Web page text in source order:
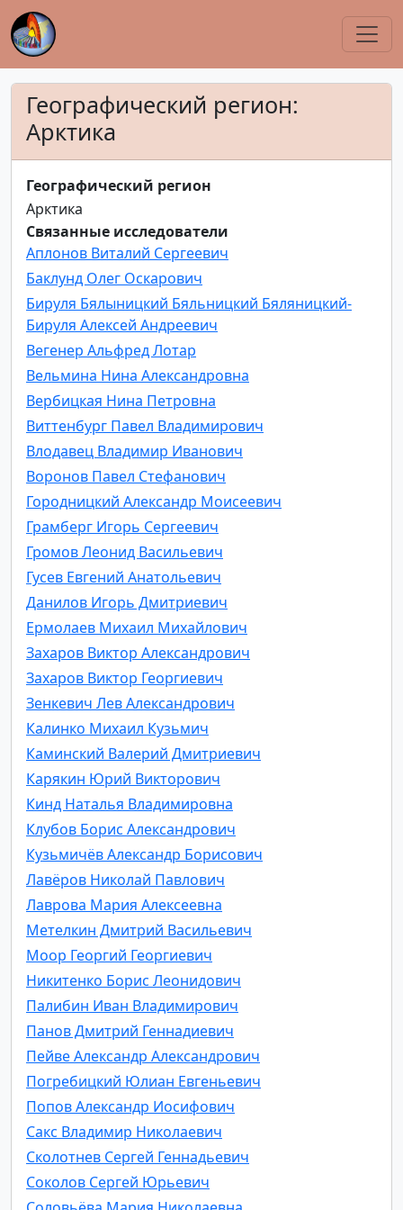
Географический регион:
Арктика
Географический регион
Арктика
Связанные исследователи
Аплонов Виталий Сергеевич
Баклунд Олег Оскарович
Бируля Бялыницкий Бяльницкий Бяляницкий-
Бируля Алексей Андреевич
Вегенер Альфред Лотар
Вельмина Нина Александровна
Вербицкая Нина Петровна
Виттенбург Павел Владимирович
Влодавец Владимир Иванович
Воронов Павел Стефанович
Городницкий Александр Моисеевич
Грамберг Игорь Сергеевич
Громов Леонид Васильевич
Гусев Евгений Анатольевич
Данилов Игорь Дмитриевич
Ермолаев Михаил Михайлович
Захаров Виктор Александрович
Захаров Виктор Георгиевич
Зенкевич Лев Александрович
Калинко Михаил Кузьмич
Каминский Валерий Дмитриевич
Карякин Юрий Викторович
Кинд Наталья Владимировна
Клубов Борис Александрович
Кузьмичёв Александр Борисович
Лавёров Николай Павлович
Лаврова Мария Алексеевна
Метелкин Дмитрий Васильевич
Моор Георгий Георгиевич
Никитенко Борис Леонидович
Палибин Иван Владимирович
Панов Дмитрий Геннадиевич
Пейве Александр Александрович
Погребицкий Юлиан Евгеньевич
Попов Александр Иосифович
Сакс Владимир Николаевич
Сколотнев Сергей Геннадьевич
Соколов Сергей Юрьевич